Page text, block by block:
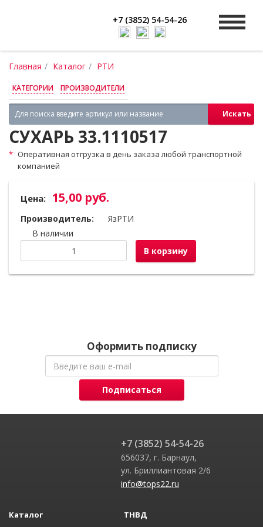
+7 (3852) 54-54-26
Главная Каталог РТИ
КАТЕГОРИИ ПРОИЗВОДИТЕЛИ
Искать
СУХАРЬ 33.1110517
Оперативная отгрузка в день заказа любой транспортной
компанией
Цена: 15,00 руб.
Производитель:
ЯзРТИ
В наличии
В корзину
Оформить подписку
Подписаться
+7 (3852) 54-54-26
656037, г. Барнаул,
ул. Бриллиантовая 2/6
info@tops22.ru
Каталог
ТНВД